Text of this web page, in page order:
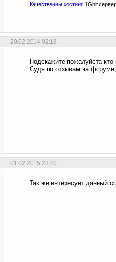
Качественны хостинг. 1Gbit
20.02.2014 02:18
Подскажите пожалуйста
Судя по отзывам на форуме,
01.02.2015 23:40
Так же интересует данный